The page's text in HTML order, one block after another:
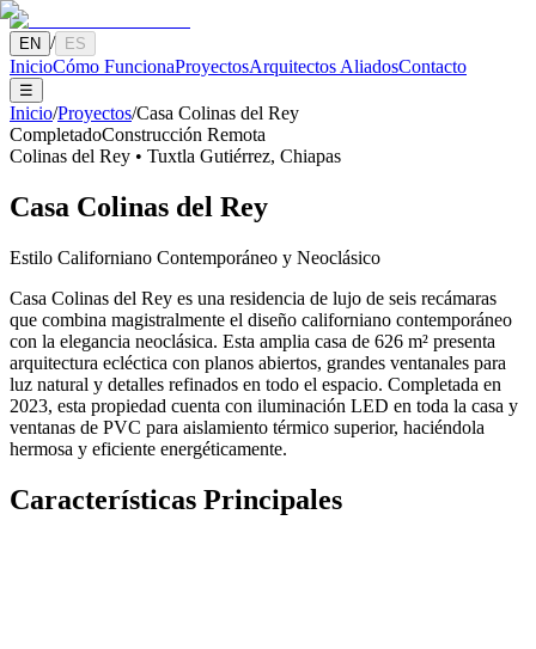
EN / ES
InicioCómo FuncionaProyectosArquitectos AliadosContacto
☰
Inicio/Proyectos/Casa Colinas del Rey
CompletadoConstrucción Remota
Colinas del Rey • Tuxtla Gutiérrez, Chiapas
Casa Colinas del Rey
Estilo Californiano Contemporáneo y Neoclásico
Casa Colinas del Rey es una residencia de lujo de seis recámaras
que combina magistralmente el diseño californiano contemporáneo
con la elegancia neoclásica. Esta amplia casa de 626 m² presenta
arquitectura ecléctica con planos abiertos, grandes ventanales para
luz natural y detalles refinados en todo el espacio. Completada en
2023, esta propiedad cuenta con iluminación LED en toda la casa y
ventanas de PVC para aislamiento térmico superior, haciéndola
hermosa y eficiente energéticamente.
Características Principales